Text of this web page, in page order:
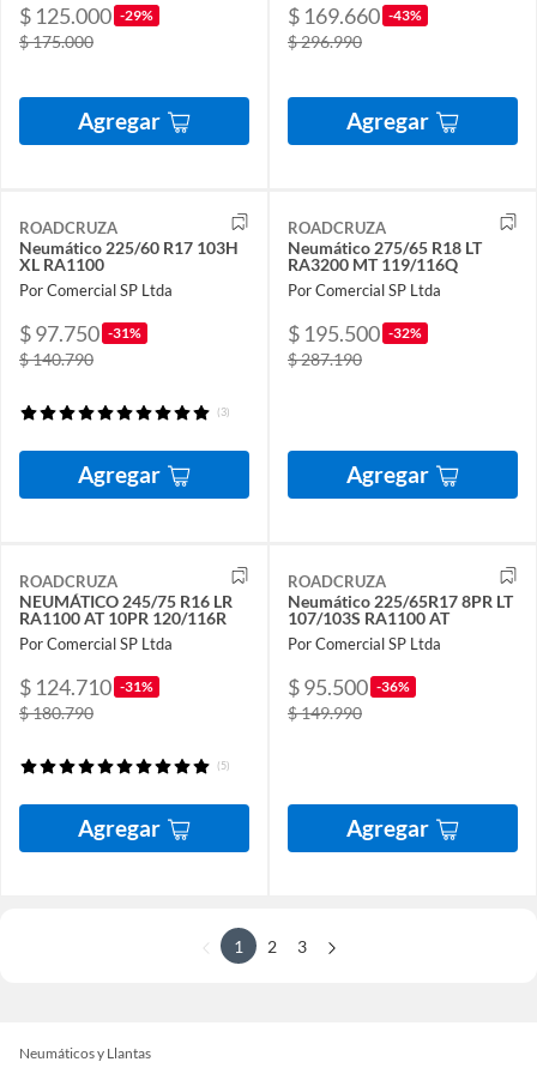
$ 125.000 -29%
$ 175.000
Agregar
$ 169.660 -43%
$ 296.990
Agregar
ROADCRUZA
Neumático 225/60 R17 103H
XL RA1100
Por Comercial SP Ltda
$ 97.750 -31%
$ 140.790
(3)
Agregar
ROADCRUZA
Neumático 275/65 R18 LT
RA3200 MT 119/116Q
Por Comercial SP Ltda
$ 195.500 -32%
$ 287.190
Agregar
ROADCRUZA
NEUMÁTICO 245/75 R16 LR
RA1100 AT 10PR 120/116R
Por Comercial SP Ltda
$ 124.710 -31%
$ 180.790
(5)
Agregar
ROADCRUZA
Neumático 225/65R17 8PR LT
107/103S RA1100 AT
Por Comercial SP Ltda
$ 95.500 -36%
$ 149.990
Agregar
1 2 3
Neumáticos y Llantas